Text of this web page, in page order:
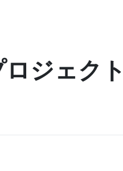
ジェク